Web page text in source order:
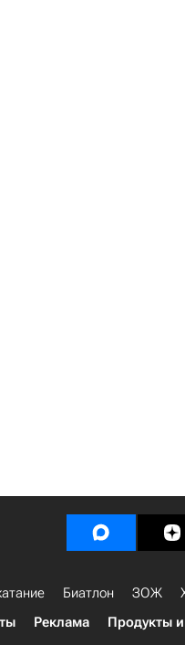
Биатлон ЗОЖ
Реклама Продукты